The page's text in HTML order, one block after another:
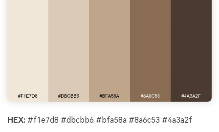
HEX: #f1e7d8 #dbcbb6 #bfa58a #8a6c53 #4a3a2f